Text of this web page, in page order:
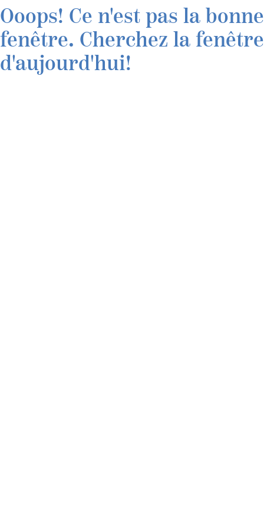
Ooops! Ce n'est pas la bonne
fenêtre. Cherchez la fenêtre
d'aujourd'hui!